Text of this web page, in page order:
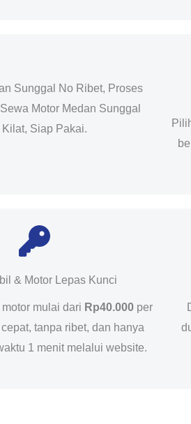
Sunggal No Ribet, Proses
Motor Medan Sunggal
Siap Pakai.
& Motor Lepas Kunci
mulai dari Rp40.000 per
tanpa ribet, dan hanya
1 menit melalui website.